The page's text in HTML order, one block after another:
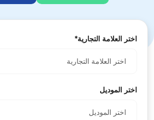
اختر العلامة التجارية*
اختر العلامة التجارية
اختر الموديل
اختر الموديل